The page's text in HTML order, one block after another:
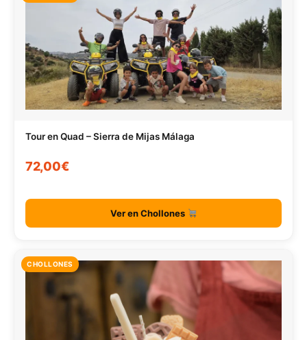
Tour en Quad – Sierra de Mijas Málaga
72,00€
Ver en Chollones
CHOLLONES